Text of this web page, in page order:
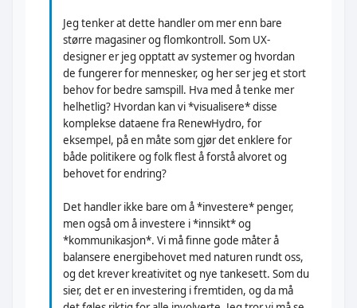
Jeg tenker at dette handler om mer enn bare
større magasiner og flomkontroll. Som UX-
designer er jeg opptatt av systemer og hvordan
de fungerer for mennesker, og her ser jeg et stort
behov for bedre samspill. Hva med å tenke mer
helhetlig? Hvordan kan vi *visualisere* disse
komplekse dataene fra RenewHydro, for
eksempel, på en måte som gjør det enklere for
både politikere og folk flest å forstå alvoret og
behovet for endring?
Det handler ikke bare om å *investere* penger,
men også om å investere i *innsikt* og
*kommunikasjon*. Vi må finne gode måter å
balansere energibehovet med naturen rundt oss,
og det krever kreativitet og nye tankesett. Som du
sier, det er en investering i fremtiden, og da må